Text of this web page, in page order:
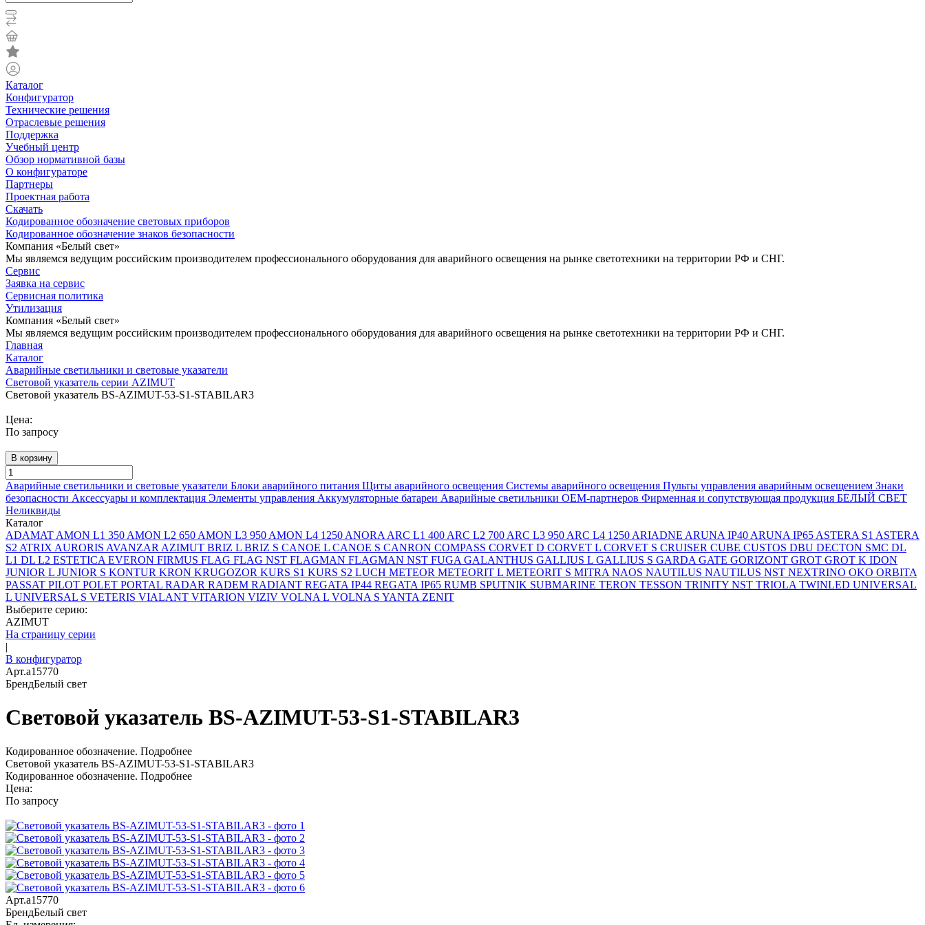
Каталог
Конфигуратор
Технические решения
Отраслевые решения
Поддержка
Учебный центр
Обзор нормативной базы
О конфигураторе
Партнеры
Проектная работа
Скачать
Кодированное обозначение световых приборов
Кодированное обозначение знаков безопасности
Компания «Белый свет»
Мы являемся ведущим российским производителем профессионального оборудования для аварийного освещения на рынке светотехники на территории РФ и СНГ.
Сервис
Заявка на сервис
Сервисная политика
Утилизация
Компания «Белый свет»
Мы являемся ведущим российским производителем профессионального оборудования для аварийного освещения на рынке светотехники на территории РФ и СНГ.
Главная
Каталог
Аварийные светильники и световые указатели
Световой указатель серии AZIMUT
Световой указатель BS-AZIMUT-53-S1-STABILAR3
Цена:
По запросу
В корзину
Аварийные светильники и световые указатели Блоки аварийного питания Щиты аварийного освещения Системы аварийного освещения Пульты управления аварийным освещением Знаки
безопасности Аксессуары и комплектация Элементы управления Аккумуляторные батареи Аварийные светильники ОЕМ-партнеров Фирменная и сопутствующая продукция БЕЛЫЙ СВЕТ
Неликвиды
Каталог
ADAMAT AMON L1 350 AMON L2 650 AMON L3 950 AMON L4 1250 ANORA ARC L1 400 ARC L2 700 ARC L3 950 ARC L4 1250 ARIADNE ARUNA IP40 ARUNA IP65 ASTERA S1 ASTERA
S2 ATRIX AURORIS AVANZAR AZIMUT BRIZ L BRIZ S CANOE L CANOE S CANRON COMPASS CORVET D CORVET L CORVET S CRUISER CUBE CUSTOS DBU DECTON SMC DL
L1 DL L2 ESTETICA EVERON FIRMUS FLAG FLAG NST FLAGMAN FLAGMAN NST FUGA GALANTHUS GALLIUS L GALLIUS S GARDA GATE GORIZONT GROT GROT K IDON
JUNIOR L JUNIOR S KONTUR KRON KRUGOZOR KURS S1 KURS S2 LUCH METEOR METEORIT L METEORIT S MITRA NAOS NAUTILUS NAUTILUS NST NEXTRINO OKO ORBITA
PASSAT PILOT POLET PORTAL RADAR RADEM RADIANT REGATA IP44 REGATA IP65 RUMB SPUTNIK SUBMARINE TERON TESSON TRINITY NST TRIOLA TWINLED UNIVERSAL
L UNIVERSAL S VETERIS VIALANT VITARION VIZIV VOLNA L VOLNA S YANTA ZENIT
Выберите серию:
AZIMUT
На страницу серии
|
В конфигуратор
Арт.a15770
БрендБелый свет
Световой указатель BS-AZIMUT-53-S1-STABILAR3
Кодированное обозначение. Подробнее
Световой указатель BS-AZIMUT-53-S1-STABILAR3
Кодированное обозначение. Подробнее
Цена:
По запросу
Арт.a15770
БрендБелый свет